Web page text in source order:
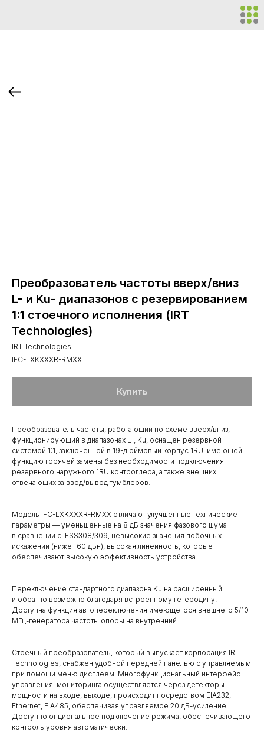
Преобразователь частоты вверх/вниз
L- и Ku- диапазонов с резервированием
1:1 стоечного исполнения (IRT
Technologies)
IRT Technologies
IFC-LXKXXXR-RMXX
Купить
Преобразователь частоты, работающий по схеме вверх/вниз,
функционирующий в диапазонах L-, Ku, оснащен резервной
системой 1:1, заключенной в 19-дюймовый корпус 1RU, имеющей
функцию горячей замены без необходимости подключения
резервного наружного 1RU контроллера, а также внешних
отвечающих за ввод/вывод тумблеров.
Модель IFC-LXKXXXR-RMXX отличают улучшенные технические
параметры — уменьшенные на 8 дБ значения фазового шума
в сравнении с IESS308/309, невысокие значения побочных
искажений (ниже -60 дБн), высокая линейность, которые
обеспечивают высокую эффективность устройства.
Переключение стандартного диапазона Ku на расширенный
и обратно возможно благодаря встроенному гетеродину.
Доступна функция автопереключения имеющегося внешнего 5/10
МГц-генератора частоты опоры на внутренний.
Стоечный преобразователь, который выпускает корпорация IRT
Technologies, снабжен удобной передней панелью с управляемым
при помощи меню дисплеем. Многофункциональный интерфейс
управления, мониторинга осуществляется через детекторы
мощности на входе, выходе, происходит посредством EIA232,
Ethernet, EIA485, обеспечивая управляемое 20 дБ-усиление.
Доступно опциональное подключение режима, обеспечивающего
контроль уровня автоматически.